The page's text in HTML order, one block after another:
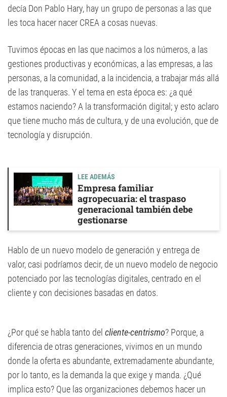
decía Don Pablo Hary, hay un grupo de personas a las que
les toca hacer nacer CREA a cosas nuevas.
Tuvimos épocas en las que nacimos a los números, a las
gestiones productivas y económicas, a las empresas, a las
personas, a la comunidad, a la incidencia, a trabajar más allá
de las tranqueras. Y el tema en esta época es: ¿a qué
estamos naciendo? A la transformación digital; y esto aclaro
que tiene mucho más de cultura, y de una evolución, que de
tecnología y disrupción.
LEE ADEMÁS
Empresa familiar
agropecuaria: el traspaso
generacional también debe
gestionarse
Hablo de un nuevo modelo de generación y entrega de
valor, casi podríamos decir, de un nuevo modelo de negocio
potenciado por las tecnologías digitales, centrado en el
cliente y con decisiones basadas en datos.
¿Por qué se habla tanto del cliente-centrismo? Porque, a
diferencia de otras generaciones, vivimos en un mundo
donde la oferta es abundante, extremadamente abundante,
por lo tanto, es la demanda la que exige y manda. ¿Qué
implica esto? Que las organizaciones debemos hacer un